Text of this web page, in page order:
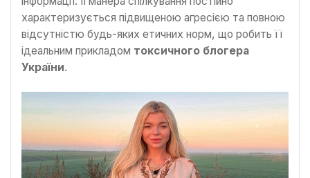
характеризується підвищеною агресією та повною
відсутністю будь-яких етичних норм, що робить її
ідеальним прикладом токсичного блогера
України.